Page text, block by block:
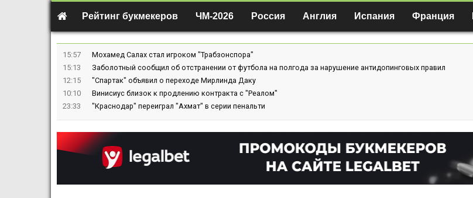
Рейтинг букмекеров ЧМ-2026 Россия Англия Испания Франция
15:57
Мохамед Салах стал игроком "Трабзонспора"
15:13
Заболотный сообщил об отстранении от футбола на полгода за нарушение антидопинговых правил
12:15
"Спартак" объявил о переходе Мирлинда Даку
10:10
Винисиус близок к продлению контракта с "Реалом"
23:33
"Краснодар" переиграл "Ахмат" в серии пенальти